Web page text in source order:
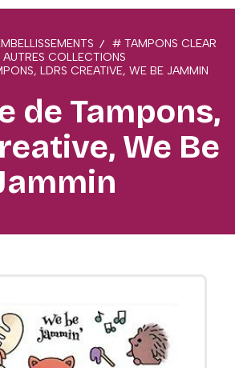
# TAMPONS CLEAR
AUTRES COLLECTIONS
LDRS CREATIVE, WE BE JAMMIN
de Tampons,
We Be